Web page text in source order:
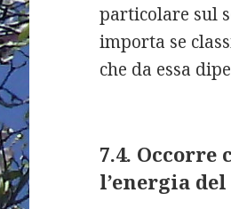
particolare sul
importa se
che da essa
7.4.
l’energia